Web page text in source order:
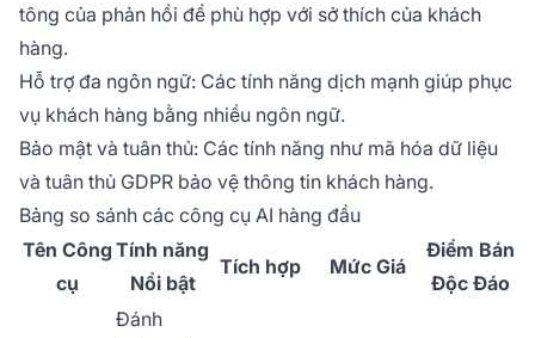
tông của phản hồi để phù hợp với sở thích của khách
hàng.
Hỗ trợ đa ngôn ngữ: Các tính năng dịch mạnh giúp phục
vụ khách hàng bằng nhiều ngôn ngữ.
Bảo mật và tuân thủ: Các tính năng như mã hóa dữ liệu
và tuân thủ GDPR bảo vệ thông tin khách hàng.
Bảng so sánh các công cụ AI hàng đầu
Tên Công
cụ
Tính năng
Nổi bật
Tích hợp Mức Giá
Điểm Bán
Độc Đáo
Đánh